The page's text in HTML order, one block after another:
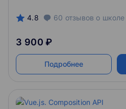
4.8 60 отзывов о школе
3 900 ₽
Подробнее